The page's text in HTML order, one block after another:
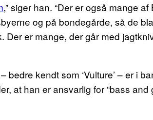
,” siger han. “Der er også mange
og på bondegårde, så de
Der er mange, der går med
bedre kendt som ‘Vulture’ – er i
at han er ansvarlig for “bass and